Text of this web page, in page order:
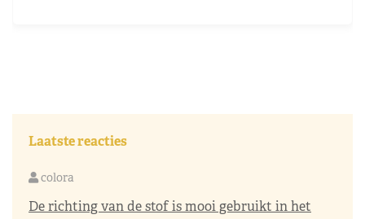
Laatste reacties
colora
De richting van de stof is mooi gebruikt in het